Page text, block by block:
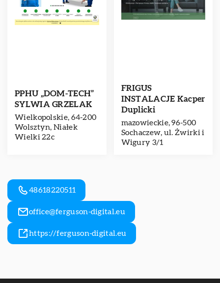
PPHU „DOM-TECH”
SYLWIA GRZELAK
Wielkopolskie, 64-200
Wolsztyn, Niałek
Wielki 22c
FRIGUS
INSTALACJE Kacper
Duplicki
mazowieckie, 96-500
Sochaczew, ul. Żwirki i
Wigury 3/1
48618220511
office@ferguson-digital.eu
https://ferguson-digital.eu